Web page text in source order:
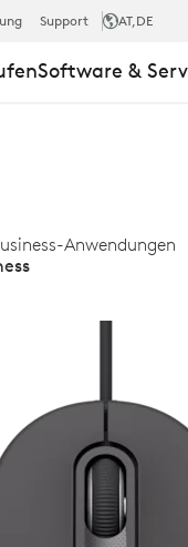
Support AT,DE
Software &
Anwendungen